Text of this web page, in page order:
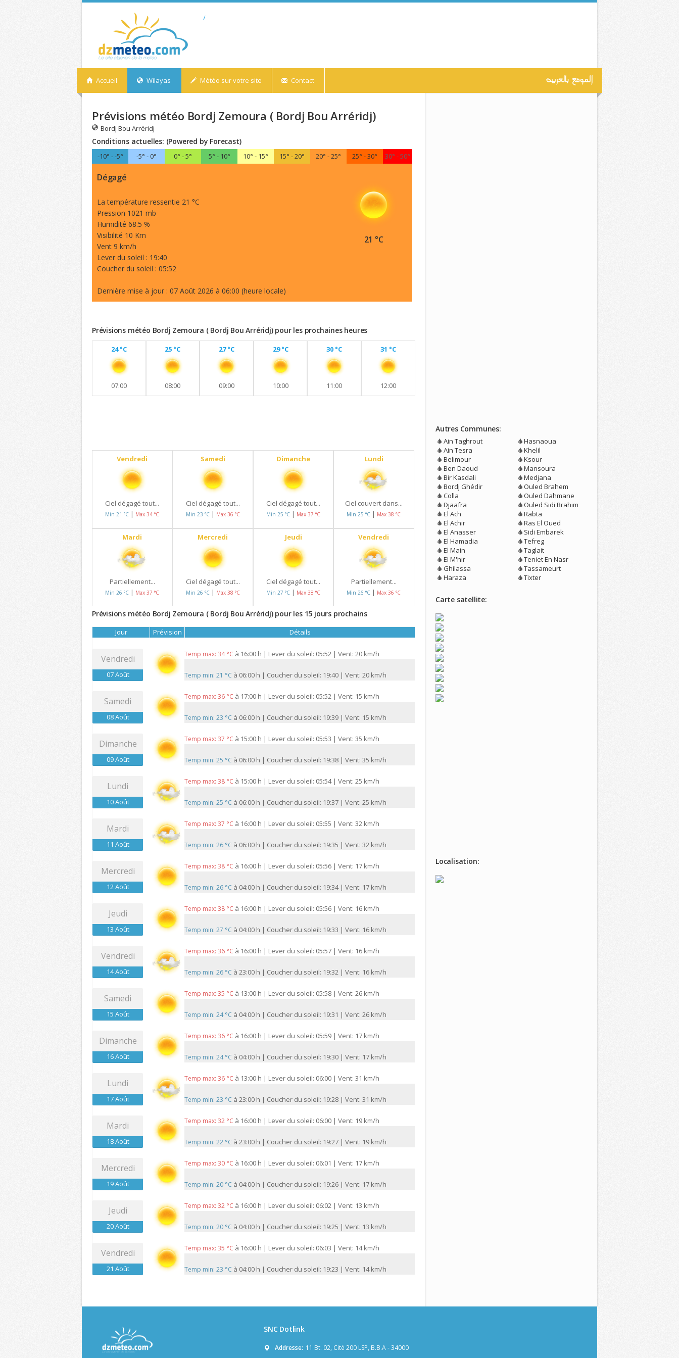
/
Accueil Wilayas Météo sur votre site Contact
Prévisions météo Bordj Zemoura ( Bordj Bou Arréridj)
Bordj Bou Arréridj
Conditions actuelles: (Powered by Forecast)
-10° - -5° -5° - 0° 0° - 5° 5° - 10° 10° - 15° 15° - 20° 20° - 25° 25° - 30° 30° - 50°
Dégagé
La température ressentie 21 °C
Pression 1021 mb
Humidité 68.5 %
Visibilité 10 Km
Vent 9 km/h
Lever du soleil : 19:40
Coucher du soleil : 05:52
Dernière mise à jour : 07 Août 2026 à 06:00 (heure locale)
21 °C
Prévisions météo Bordj Zemoura ( Bordj Bou Arréridj) pour les prochaines heures
24 °C
07:00
25 °C
08:00
27 °C
09:00
29 °C
10:00
30 °C
11:00
31 °C
12:00
Vendredi
Ciel dégagé tout...
Min 21 °C | Max 34 °C
Samedi
Ciel dégagé tout...
Min 23 °C | Max 36 °C
Dimanche
Ciel dégagé tout...
Min 25 °C | Max 37 °C
Lundi
Ciel couvert dans...
Min 25 °C | Max 38 °C
Mardi
Partiellement...
Min 26 °C | Max 37 °C
Mercredi
Ciel dégagé tout...
Min 26 °C | Max 38 °C
Jeudi
Ciel dégagé tout...
Min 27 °C | Max 38 °C
Vendredi
Partiellement...
Min 26 °C | Max 36 °C
Prévisions météo Bordj Zemoura ( Bordj Bou Arréridj) pour les 15 jours prochains
Jour Prévision Détails
Vendredi
07 Août
Temp max: 34 °C à 16:00 h | Lever du soleil: 05:52 | Vent: 20 km/h
Temp min: 21 °C à 06:00 h | Coucher du soleil: 19:40 | Vent: 20 km/h
Samedi
08 Août
Temp max: 36 °C à 17:00 h | Lever du soleil: 05:52 | Vent: 15 km/h
Temp min: 23 °C à 06:00 h | Coucher du soleil: 19:39 | Vent: 15 km/h
Dimanche
09 Août
Temp max: 37 °C à 15:00 h | Lever du soleil: 05:53 | Vent: 35 km/h
Temp min: 25 °C à 06:00 h | Coucher du soleil: 19:38 | Vent: 35 km/h
Lundi
10 Août
Temp max: 38 °C à 15:00 h | Lever du soleil: 05:54 | Vent: 25 km/h
Temp min: 25 °C à 06:00 h | Coucher du soleil: 19:37 | Vent: 25 km/h
Mardi
11 Août
Temp max: 37 °C à 16:00 h | Lever du soleil: 05:55 | Vent: 32 km/h
Temp min: 26 °C à 06:00 h | Coucher du soleil: 19:35 | Vent: 32 km/h
Mercredi
12 Août
Temp max: 38 °C à 16:00 h | Lever du soleil: 05:56 | Vent: 17 km/h
Temp min: 26 °C à 04:00 h | Coucher du soleil: 19:34 | Vent: 17 km/h
Jeudi
13 Août
Temp max: 38 °C à 16:00 h | Lever du soleil: 05:56 | Vent: 16 km/h
Temp min: 27 °C à 04:00 h | Coucher du soleil: 19:33 | Vent: 16 km/h
Vendredi
14 Août
Temp max: 36 °C à 16:00 h | Lever du soleil: 05:57 | Vent: 16 km/h
Temp min: 26 °C à 23:00 h | Coucher du soleil: 19:32 | Vent: 16 km/h
Samedi
15 Août
Temp max: 35 °C à 13:00 h | Lever du soleil: 05:58 | Vent: 26 km/h
Temp min: 24 °C à 04:00 h | Coucher du soleil: 19:31 | Vent: 26 km/h
Dimanche
16 Août
Temp max: 36 °C à 16:00 h | Lever du soleil: 05:59 | Vent: 17 km/h
Temp min: 24 °C à 04:00 h | Coucher du soleil: 19:30 | Vent: 17 km/h
Lundi
17 Août
Temp max: 36 °C à 13:00 h | Lever du soleil: 06:00 | Vent: 31 km/h
Temp min: 23 °C à 23:00 h | Coucher du soleil: 19:28 | Vent: 31 km/h
Mardi
18 Août
Temp max: 32 °C à 16:00 h | Lever du soleil: 06:00 | Vent: 19 km/h
Temp min: 22 °C à 23:00 h | Coucher du soleil: 19:27 | Vent: 19 km/h
Mercredi
19 Août
Temp max: 30 °C à 16:00 h | Lever du soleil: 06:01 | Vent: 17 km/h
Temp min: 20 °C à 04:00 h | Coucher du soleil: 19:26 | Vent: 17 km/h
Jeudi
20 Août
Temp max: 32 °C à 16:00 h | Lever du soleil: 06:02 | Vent: 13 km/h
Temp min: 20 °C à 04:00 h | Coucher du soleil: 19:25 | Vent: 13 km/h
Vendredi
21 Août
Temp max: 35 °C à 16:00 h | Lever du soleil: 06:03 | Vent: 14 km/h
Temp min: 23 °C à 04:00 h | Coucher du soleil: 19:23 | Vent: 14 km/h
Autres Communes:
Ain Taghrout
Ain Tesra
Belimour
Ben Daoud
Bir Kasdali
Bordj Ghédir
Colla
Djaafra
El Ach
El Achir
El Anasser
El Hamadia
El Main
El M'hir
Ghilassa
Haraza
Hasnaoua
Khelil
Ksour
Mansoura
Medjana
Ouled Brahem
Ouled Dahmane
Ouled Sidi Brahim
Rabta
Ras El Oued
Sidi Embarek
Tefreg
Taglait
Teniet En Nasr
Tassameurt
Tixter
Carte satellite:
Localisation:
SNC Dotlink
Addresse: 11 Bt. 02, Cité 200 LSP, B.B.A - 34000